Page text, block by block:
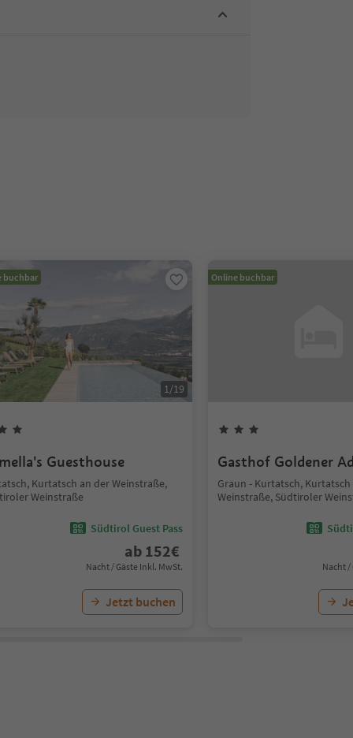
buchbar
1/19
Guesthouse
Kurtatsch an der Weinstraße,
Weinstraße
Südtirol Guest Pass
ab 152€
Nacht / Gäste Inkl. MwSt.
Jetzt buchen
Online buchbar
Gasthof Goldener
Graun - Kurtatsch,
Weinstraße, Südtiroler
Nacht /